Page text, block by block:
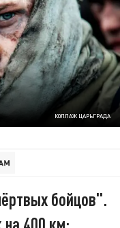
КОЛЛАЖ ЦАРЬГРАДА
бойцов".
400 км: